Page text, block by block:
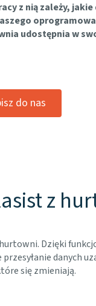
z nią zależy,
udostępnia w
do nas
z
Dzięki
danych
się zmieniają.